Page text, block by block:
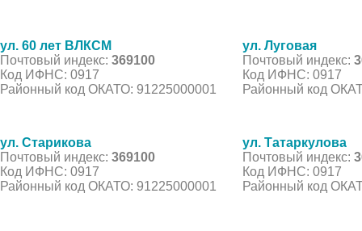
ул. 60 лет ВЛКСМ
Почтовый индекс: 369100
Код ИФНС: 0917
Районный код ОКАТО: 91225000001
ул. Луговая
Почтовый индекс:
Код ИФНС: 0917
Районный код
ул. Старикова
Почтовый индекс: 369100
Код ИФНС: 0917
Районный код ОКАТО: 91225000001
ул. Татаркулова
Почтовый индекс:
Код ИФНС: 0917
Районный код